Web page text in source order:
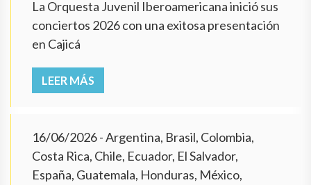
La Orquesta Juvenil Iberoamericana inició sus
conciertos 2026 con una exitosa presentación
en Cajicá
LEER MÁS
16/06/2026- Argentina, Brasil, Colombia,
Costa Rica, Chile, Ecuador, El Salvador,
España, Guatemala, Honduras, México,